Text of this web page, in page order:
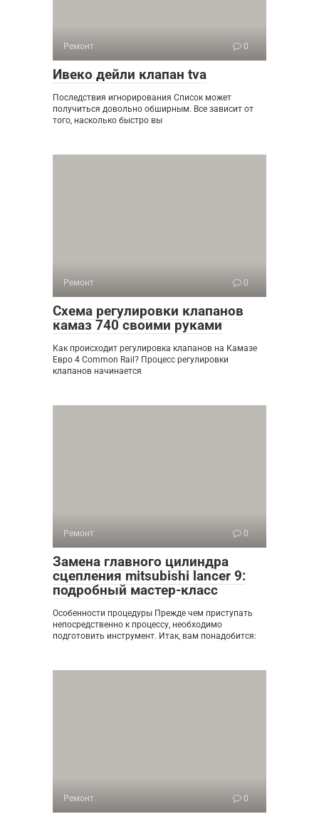
Ремонт 0
Ивеко дейли клапан tva
Последствия игнорирования Список может
получиться довольно обширным. Все зависит от
того, насколько быстро вы
Ремонт 0
Схема регулировки клапанов
камаз 740 своими руками
Как происходит регулировка клапанов на Камазе
Евро 4 Common Rail? Процесс регулировки
клапанов начинается
Ремонт 0
Замена главного цилиндра
сцепления mitsubishi lancer 9:
подробный мастер-класс
Особенности процедуры Прежде чем приступать
непосредственно к процессу, необходимо
подготовить инструмент. Итак, вам понадобится:
Ремонт 0